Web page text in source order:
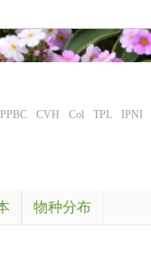
PPBC CVH Col TPL IPNI
物种分布